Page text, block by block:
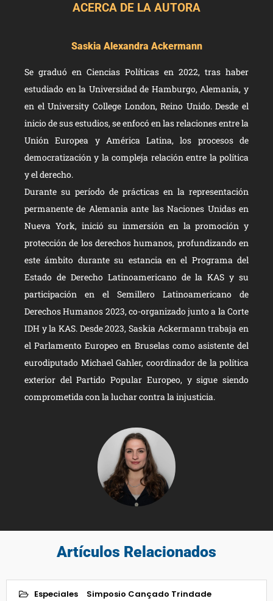
ACERCA DE LA AUTORA
Saskia Alexandra Ackermann
Se graduó en Ciencias Políticas en 2022, tras haber
estudiado en la Universidad de Hamburgo, Alemania, y
en el University College London, Reino Unido. Desde el
inicio de sus estudios, se enfocó en las relaciones entre la
Unión Europea y América Latina, los procesos de
democratización y la compleja relación entre la política
y el derecho.
Durante su período de prácticas en la representación
permanente de Alemania ante las Naciones Unidas en
Nueva York, inició su inmersión en la promoción y
protección de los derechos humanos, profundizando en
este ámbito durante su estancia en el Programa del
Estado de Derecho Latinoamericano de la KAS y su
participación en el Semillero Latinoamericano de
Derechos Humanos 2023, co-organizado junto a la Corte
IDH y la KAS. Desde 2023, Saskia Ackermann trabaja en
el Parlamento Europeo en Bruselas como asistente del
eurodiputado Michael Gahler, coordinador de la política
exterior del Partido Popular Europeo, y sigue siendo
comprometida con la luchar contra la injusticia.
Artículos Relacionados
Especiales Simposio Cançado Trindade